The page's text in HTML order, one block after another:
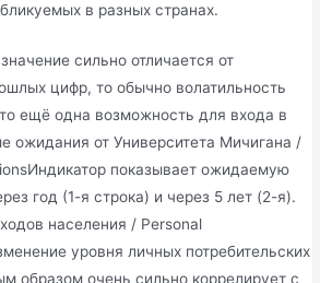
в разных странах.
сильно отличается от
цифр, то обычно волатильность
ещё одна возможность для входа в
ожидания от Университета Мичигана /
показывает ожидаемую
год (1-я строка) и через 5 лет (2-я).
населения / Personal
уровня личных потребительских
образом очень сильно коррелирует с